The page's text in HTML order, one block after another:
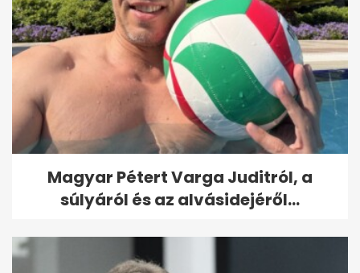
Magyar Pétert Varga Juditról, a
súlyáról és az alvásidejéről...